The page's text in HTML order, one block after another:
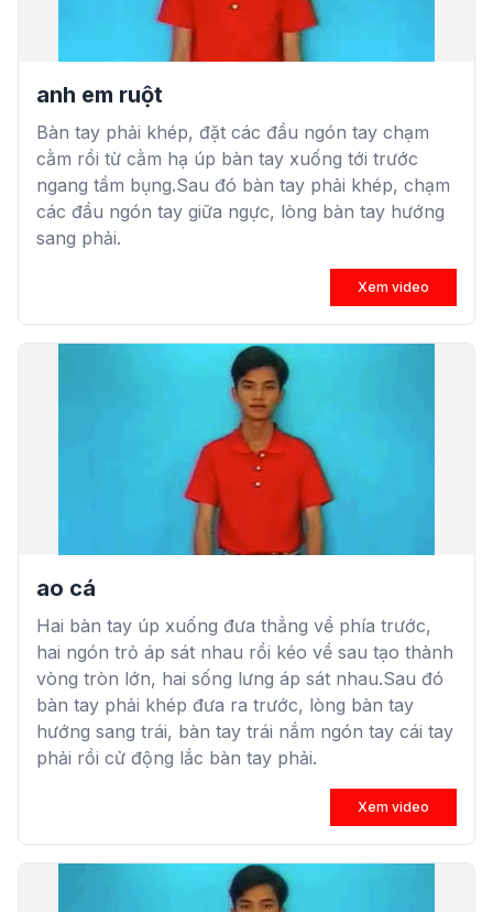
anh em ruột
Bàn tay phải khép, đặt các đầu ngón tay chạm
cằm rồi từ cằm hạ úp bàn tay xuống tới trước
ngang tầm bụng.Sau đó bàn tay phải khép, chạm
các đầu ngón tay giữa ngực, lòng bàn tay hướng
sang phải.
Xem video
ao cá
Hai bàn tay úp xuống đưa thẳng về phía trước,
hai ngón trỏ áp sát nhau rồi kéo về sau tạo thành
vòng tròn lớn, hai sống lưng áp sát nhau.Sau đó
bàn tay phải khép đưa ra trước, lòng bàn tay
hướng sang trái, bàn tay trái nắm ngón tay cái tay
phải rồi cử động lắc bàn tay phải.
Xem video